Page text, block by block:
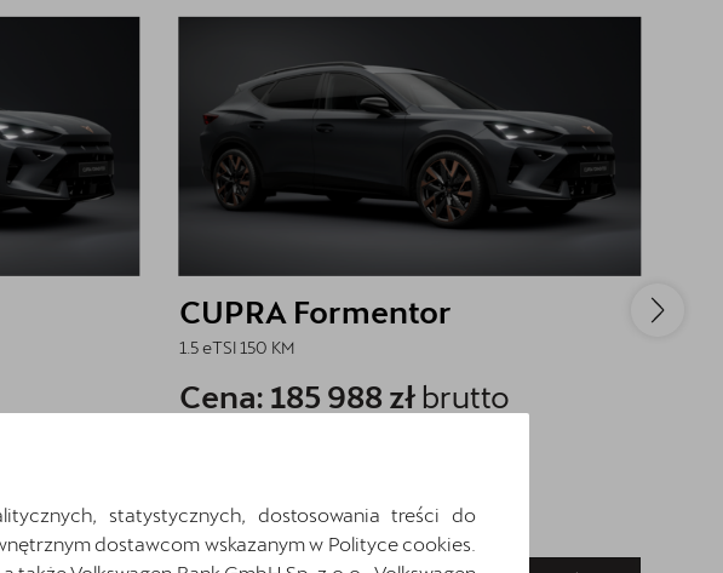
obniżki: 179 630
CUPRA Formentor
1.5 eTSI 150 KM
Cena: 185 988 złbrutto
statystycznych, dostosowania treści do
dostawcom wskazanym w Polityce cookies.